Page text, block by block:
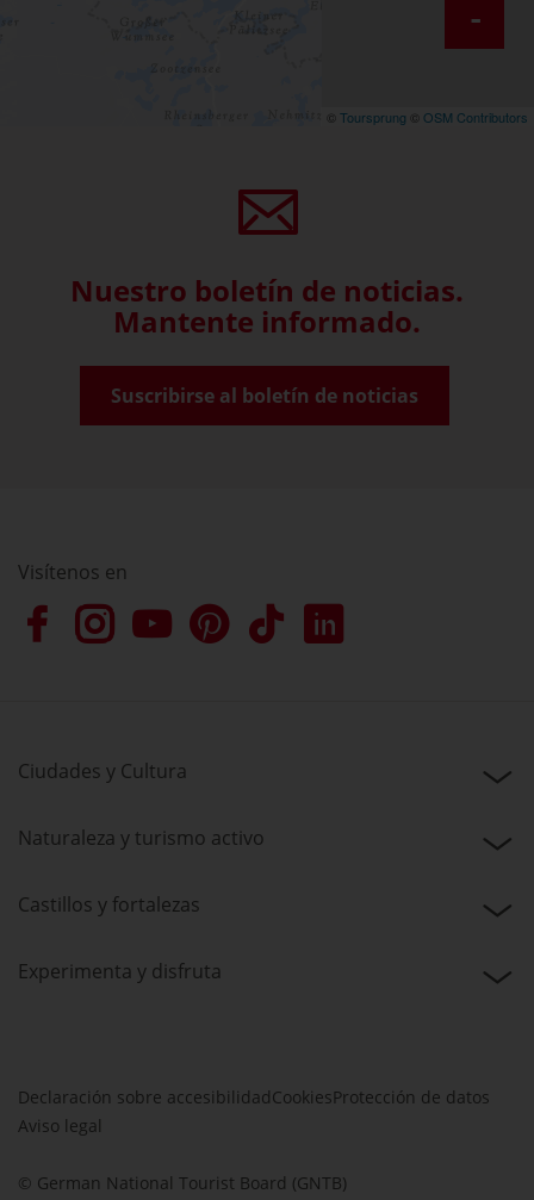
-
© Toursprung © OSM Contributors
Nuestro boletín de noticias.
Mantente informado.
Suscribirse al boletín de noticias
Visítenos en
Ciudades y Cultura
Naturaleza y turismo activo
Castillos y fortalezas
Experimenta y disfruta
Declaración sobre accesibilidadCookiesProtección de datos
Aviso legal
© German National Tourist Board (GNTB)